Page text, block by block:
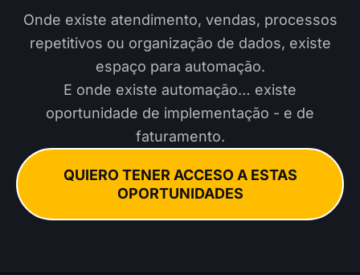
Onde existe atendimento, vendas, processos
repetitivos ou organização de dados, existe
espaço para automação.
E onde existe automação… existe
oportunidade de implementação - e de
faturamento.
QUIERO TENER ACCESO A ESTAS
OPORTUNIDADES